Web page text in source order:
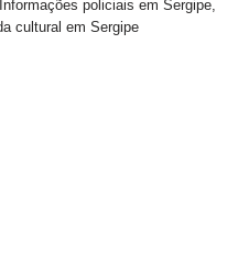
policiais em Sergipe,
cultural em Sergipe